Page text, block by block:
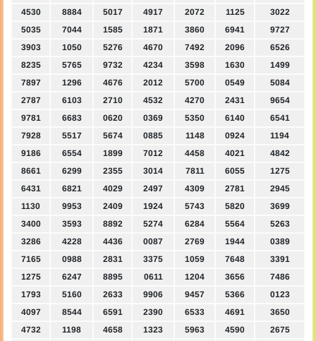
4530
8884 5017 4917 2072 1125
3022
5035
7044 1585 1871 3860 6941
9727
3903
1050 5276 4670 7492 2096
6526
8235
5765 9732 4234 3598 1630
1499
7897
1296 4676 2012 5700 0549
5084
2787
6103 2710 4532 4270 2431
9654
9781
6683 0620 0369 5350 6140
6541
7928
5517 5674 0885 1148 0924
1194
9186
6554 1899 7012 4458 4021
4842
8661
6299 2355 3014 7811 6055
1275
6431
6821 4029 2497 4309 2781
2945
1130
9953 2409 1924 5743 5820
3699
3400
3593 8892 5274 6284 5564
5263
3286
4228 4436 0087 2769 1944
0389
7165
0988 2831 3375 1059 7648
3391
1275
6247 8895 0611 1204 3656
7486
1793
5160 2633 9906 9457 5366
0123
4097
8544 6591 2390 6533 4691
3650
4732
1198 4658 1323 5963 4590
2675